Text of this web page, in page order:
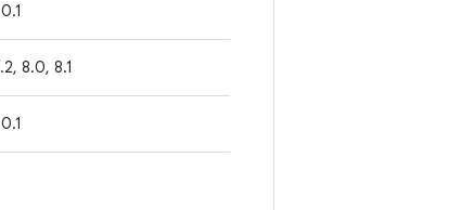
8.0, 8.1